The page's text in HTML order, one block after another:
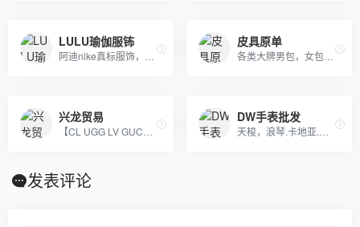
LULU瑜伽服钸 皮具原单
兴龙贸易 DW手表批发
发表评论